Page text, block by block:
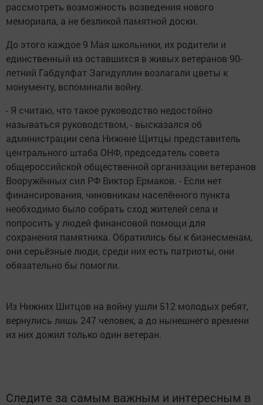
рассмотреть возможность возведения нового
мемориала, а не безликой памятной доски.
До этого каждое 9 Мая школьники, их родители и
единственный из оставшихся в живых ветеранов 90-
летний Габдулфат Загидуллин возлагали цветы к
монументу, вспоминали войну.
- Я считаю, что такое руководство недостойно
называться руководством, - высказался об
администрации села Нижние Щитцы представитель
центрального штаба ОНФ, председатель совета
общероссийской общественной организации ветеранов
Вооружённых сил РФ Виктор Ермаков. - Если нет
финансирования, чиновникам населённого пункта
необходимо было собрать сход жителей села и
попросить у людей финансовой помощи для
сохранения памятника. Обратились бы к бизнесменам,
они серьёзные люди, среди них есть патриоты, они
обязательно бы помогли.
Из Нижних Шитцов на войну ушли 512 молодых ребят,
вернулись лишь 247 человек, а до нынешнего времени
из них дожил только один ветеран.
Следите за самым важным и интересным в